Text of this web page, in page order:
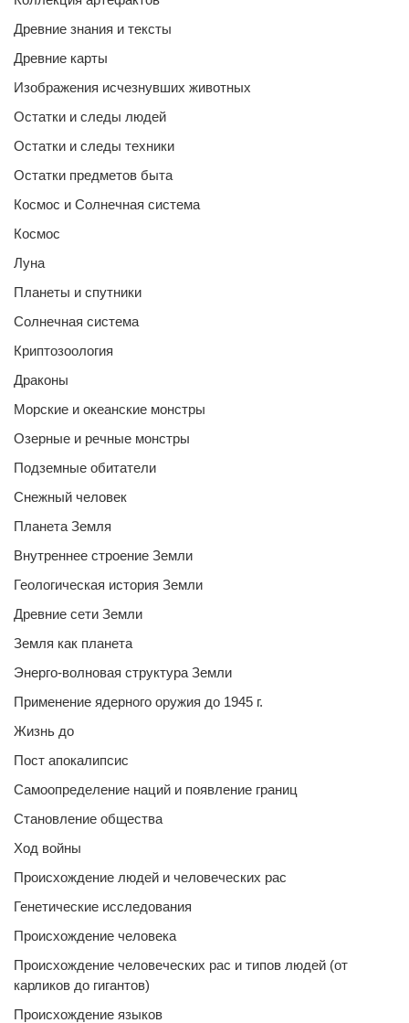
Древние знания и тексты
Древние карты
Изображения исчезнувших животных
Остатки и следы людей
Остатки и следы техники
Остатки предметов быта
Космос и Солнечная система
Космос
Луна
Планеты и спутники
Солнечная система
Криптозоология
Драконы
Морские и океанские монстры
Озерные и речные монстры
Подземные обитатели
Снежный человек
Планета Земля
Внутреннее строение Земли
Геологическая история Земли
Древние сети Земли
Земля как планета
Энерго-волновая структура Земли
Применение ядерного оружия до 1945 г.
Жизнь до
Пост апокалипсис
Самоопределение наций и появление границ
Становление общества
Ход войны
Происхождение людей и человеческих рас
Генетические исследования
Происхождение человека
Происхождение человеческих рас и типов людей (от
карликов до гигантов)
Происхождение языков